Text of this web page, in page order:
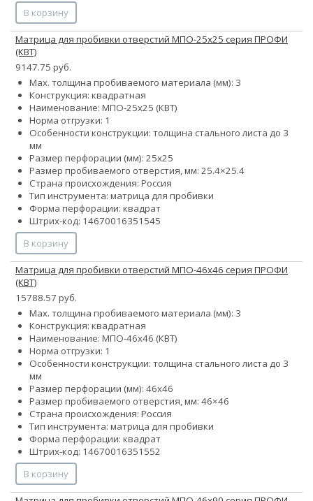
В корзину
Матрица для пробивки отверстий МПО-25х25 серия ПРОФИ
(КВТ)
9147.75 руб.
Max. толщина пробиваемого материала (мм): 3
Конструкция: квадратная
Наименование: МПО-25х25 (КВТ)
Норма отгрузки: 1
Особенности конструкции: толщина стального листа до 3
мм
Размер перфорации (мм): 25х25
Размер пробиваемого отверстия, мм: 25.4×25.4
Страна происхождения: Россия
Тип инструмента: матрица для пробивки
Форма перфорации: квадрат
Штрих-код: 14670016351545
В корзину
Матрица для пробивки отверстий МПО-46х46 серия ПРОФИ
(КВТ)
15788.57 руб.
Max. толщина пробиваемого материала (мм): 3
Конструкция: квадратная
Наименование: МПО-46х46 (КВТ)
Норма отгрузки: 1
Особенности конструкции: толщина стального листа до 3
мм
Размер перфорации (мм): 46х46
Размер пробиваемого отверстия, мм: 46×46
Страна происхождения: Россия
Тип инструмента: матрица для пробивки
Форма перфорации: квадрат
Штрих-код: 14670016351552
В корзину